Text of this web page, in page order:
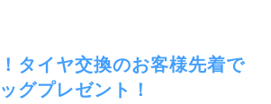
タイヤ交換のお客様先着で
グプレゼント！